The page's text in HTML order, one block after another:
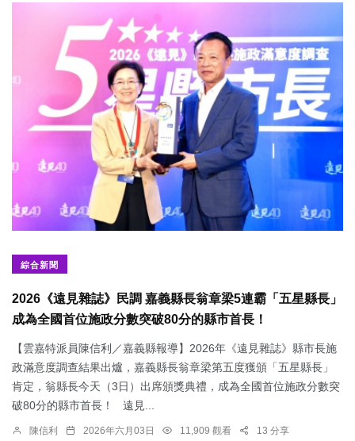
綜合新聞
2026《遠見雜誌》民調 嘉義縣長翁章梁5連霸「五星縣長」
成為全國首位施政分數突破80分的縣市首長！
【雲嘉特派員陳信利／嘉義縣報導】2026年《遠見雜誌》縣市長施
政滿意度調查結果出爐，嘉義縣長翁章梁第五度獲頒「五星縣長」
肯定，翁縣長今天（3日）出席頒獎典禮，成為全國首位施政分數突
破80分的縣市首長！ 遠見...
陳信利 2026年六月03日 11,909 觀看 13 分享